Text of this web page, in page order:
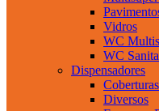
Vidros
WC
WC
Dispensadores
Diversos